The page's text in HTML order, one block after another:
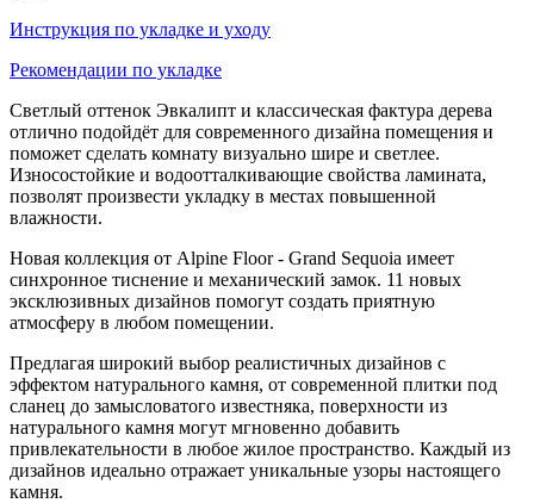
Инструкция по укладке и уходу
Рекомендации по укладке
Светлый оттенок Эвкалипт и классическая фактура дерева
отлично подойдёт для современного дизайна помещения и
поможет сделать комнату визуально шире и светлее.
Износостойкие и водоотталкивающие свойства ламината,
позволят произвести укладку в местах повышенной
влажности.
Новая коллекция от Alpine Floor - Grand Sequoia имеет
синхронное тиснение и механический замок. 11 новых
эксклюзивных дизайнов помогут создать приятную
атмосферу в любом помещении.
Предлагая широкий выбор реалистичных дизайнов с
эффектом натурального камня, от современной плитки под
сланец до замысловатого известняка, поверхности из
натурального камня могут мгновенно добавить
привлекательности в любое жилое пространство. Каждый из
дизайнов идеально отражает уникальные узоры настоящего
камня.